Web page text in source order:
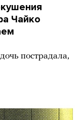
Чайко
пострадала,